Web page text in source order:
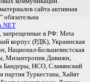
сайта активная
обязательна
запрещенные в РФ: Meta
корпус (РДК), Украинская
Национал-Большевистская
Мизантропик Дивижн,
Бандеры, НСО, Славянский
Туркестана, Хайят